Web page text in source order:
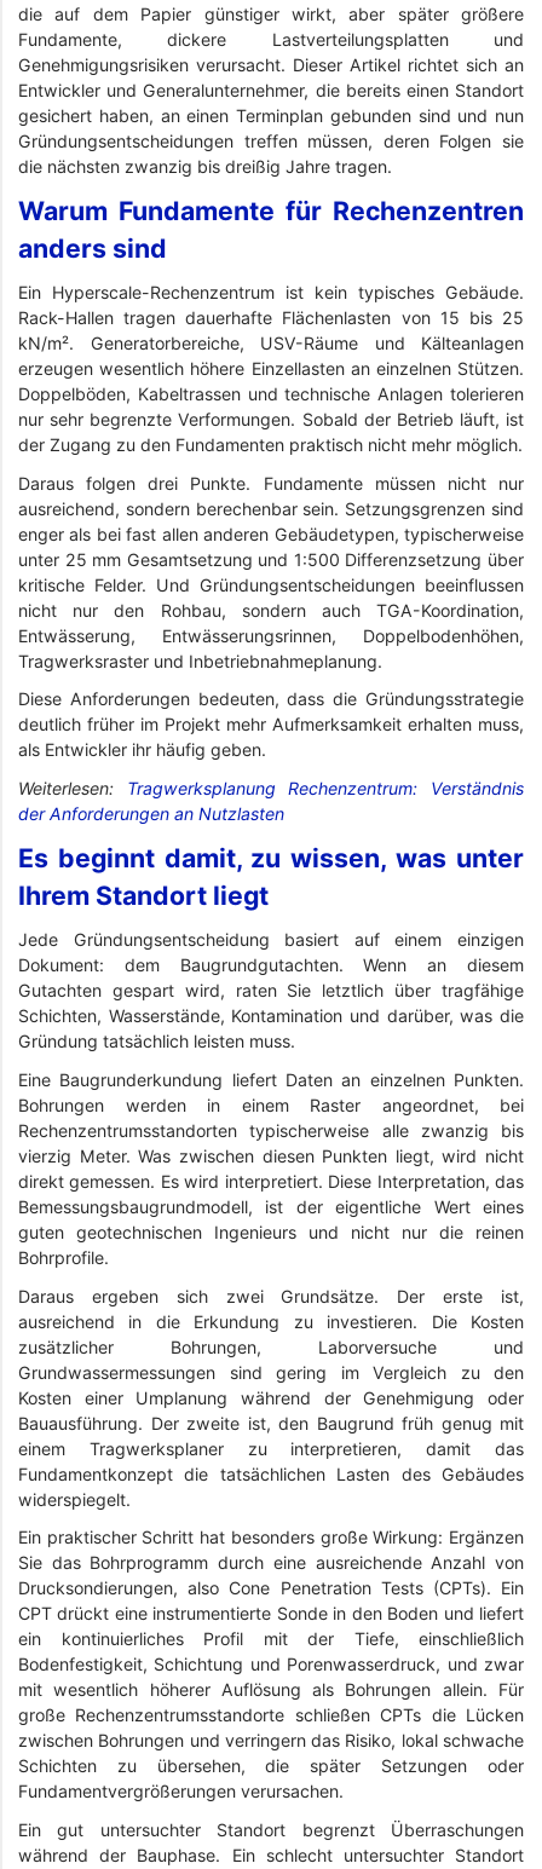
die auf dem Papier günstiger wirkt, aber später größere
Fundamente, dickere Lastverteilungsplatten und
Genehmigungsrisiken verursacht. Dieser Artikel richtet sich an
Entwickler und Generalunternehmer, die bereits einen Standort
gesichert haben, an einen Terminplan gebunden sind und nun
Gründungsentscheidungen treffen müssen, deren Folgen sie
die nächsten zwanzig bis dreißig Jahre tragen.
Warum Fundamente für Rechenzentren
anders sind
Ein Hyperscale-Rechenzentrum ist kein typisches Gebäude.
Rack-Hallen tragen dauerhafte Flächenlasten von 15 bis 25
kN/m². Generatorbereiche, USV-Räume und Kälteanlagen
erzeugen wesentlich höhere Einzellasten an einzelnen Stützen.
Doppelböden, Kabeltrassen und technische Anlagen tolerieren
nur sehr begrenzte Verformungen. Sobald der Betrieb läuft, ist
der Zugang zu den Fundamenten praktisch nicht mehr möglich.
Daraus folgen drei Punkte. Fundamente müssen nicht nur
ausreichend, sondern berechenbar sein. Setzungsgrenzen sind
enger als bei fast allen anderen Gebäudetypen, typischerweise
unter 25 mm Gesamtsetzung und 1:500 Differenzsetzung über
kritische Felder. Und Gründungsentscheidungen beeinflussen
nicht nur den Rohbau, sondern auch TGA-Koordination,
Entwässerung, Entwässerungsrinnen, Doppelbodenhöhen,
Tragwerksraster und Inbetriebnahmeplanung.
Diese Anforderungen bedeuten, dass die Gründungsstrategie
deutlich früher im Projekt mehr Aufmerksamkeit erhalten muss,
als Entwickler ihr häufig geben.
Weiterlesen: Tragwerksplanung Rechenzentrum: Verständnis
der Anforderungen an Nutzlasten
Es beginnt damit, zu wissen, was unter
Ihrem Standort liegt
Jede Gründungsentscheidung basiert auf einem einzigen
Dokument: dem Baugrundgutachten. Wenn an diesem
Gutachten gespart wird, raten Sie letztlich über tragfähige
Schichten, Wasserstände, Kontamination und darüber, was die
Gründung tatsächlich leisten muss.
Eine Baugrunderkundung liefert Daten an einzelnen Punkten.
Bohrungen werden in einem Raster angeordnet, bei
Rechenzentrumsstandorten typischerweise alle zwanzig bis
vierzig Meter. Was zwischen diesen Punkten liegt, wird nicht
direkt gemessen. Es wird interpretiert. Diese Interpretation, das
Bemessungsbaugrundmodell, ist der eigentliche Wert eines
guten geotechnischen Ingenieurs und nicht nur die reinen
Bohrprofile.
Daraus ergeben sich zwei Grundsätze. Der erste ist,
ausreichend in die Erkundung zu investieren. Die Kosten
zusätzlicher Bohrungen, Laborversuche und
Grundwassermessungen sind gering im Vergleich zu den
Kosten einer Umplanung während der Genehmigung oder
Bauausführung. Der zweite ist, den Baugrund früh genug mit
einem Tragwerksplaner zu interpretieren, damit das
Fundamentkonzept die tatsächlichen Lasten des Gebäudes
widerspiegelt.
Ein praktischer Schritt hat besonders große Wirkung: Ergänzen
Sie das Bohrprogramm durch eine ausreichende Anzahl von
Drucksondierungen, also Cone Penetration Tests (CPTs). Ein
CPT drückt eine instrumentierte Sonde in den Boden und liefert
ein kontinuierliches Profil mit der Tiefe, einschließlich
Bodenfestigkeit, Schichtung und Porenwasserdruck, und zwar
mit wesentlich höherer Auflösung als Bohrungen allein. Für
große Rechenzentrumsstandorte schließen CPTs die Lücken
zwischen Bohrungen und verringern das Risiko, lokal schwache
Schichten zu übersehen, die später Setzungen oder
Fundamentvergrößerungen verursachen.
Ein gut untersuchter Standort begrenzt Überraschungen
während der Bauphase. Ein schlecht untersuchter Standort